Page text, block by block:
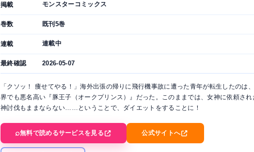
掲載 モンスターコミックス
巻数 既刊5巻
連載 連載中
最終確認 2026-05-07
「クソッ！ 痩せてやる！」海外出張の帰りに飛行機事故に遭った青年が転生したのは
界でも悪名高い『豚王子（オークプリンス）』だった。このままでは、女神に依頼され
神討伐もままならない……ということで、ダイエットをすることに！
無料で読めるサービスを見る 公式サイトへ